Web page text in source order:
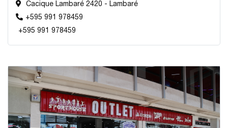
Cacique Lambaré 2420 - Lambaré
+595 991 978459
+595 991 978459